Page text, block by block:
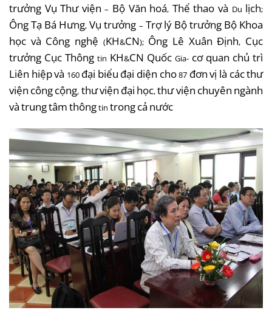
trưởng Vụ Thư viện – Bộ Văn hoá, Thể thao và Du lịch;
ÔngTạ Bá Hưng,Vụ trưởng – Trợ lý Bộtrưởng Bộ Khoa
học và Công nghệ (KH&CN); Ông Lê Xuân Định, Cục
trưởng Cục Thông tin KH&CN Quốc Gia- cơ quan chủ trì
Liên hiệpvà 160 đại biểu đại diện cho87 đơnvị là cácthư
viện côngcộng, thưviện đại học,thưviện chuyên ngành
vàtrungtâmthôngtin trongcả nước